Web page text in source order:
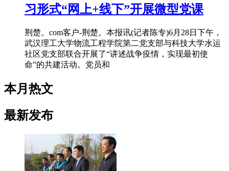
习形式“网上+线下”开展微型党课
荆楚。com客户-荆楚。本报讯(记者陈专)6月28日下午，
武汉理工大学物流工程学院第二党支部与科技大学水运
社区党支部联合开展了“讲述战争疫情，实现最初使
命”的共建活动。党员和
本月热文
最新发布